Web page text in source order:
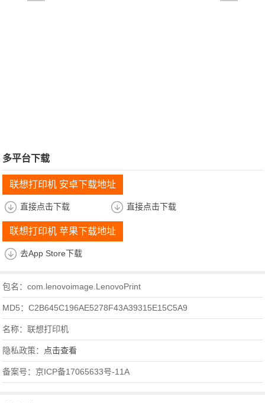
多平台下载
联想打印机 安卓下载地址
直接点击下载 直接点击下载
联想打印机 苹果下载地址
去App Store下载
包名：com.lenovoimage.LenovoPrint
MD5：C2B645C196AE5278F43A39315E15C5A9
名称：联想打印机
隐私政策： 点击查看
备案号：京ICP备17065633号-11A